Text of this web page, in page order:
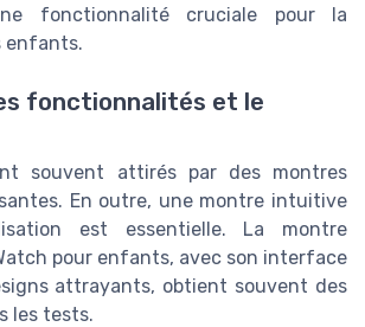
fonctionnalité cruciale pour la
enfants.
fonctionnalités et le
souvent attirés par des montres
En outre, une montre intuitive
est essentielle. La montre
pour enfants, avec son interface
attrayants, obtient souvent des
les tests.